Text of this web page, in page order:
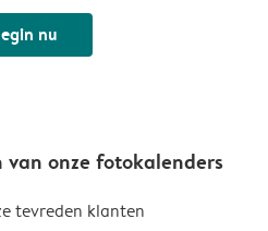
nu
onze fotokalenders
tevreden klanten